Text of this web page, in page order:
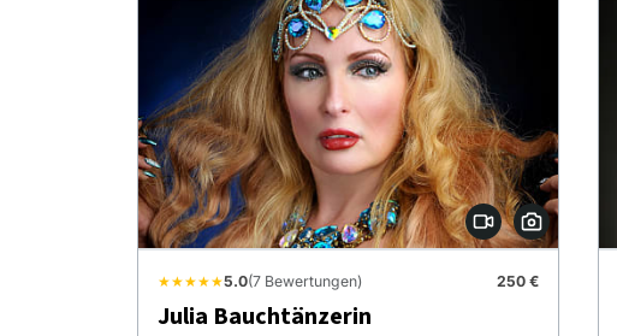
★★★★★5.0(7 Bewertungen) 250 €
Julia Bauchtänzerin